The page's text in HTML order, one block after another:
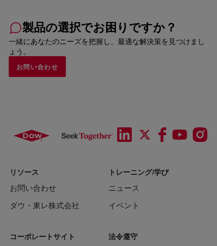
製品の選択でお困りですか？
一緒にあなたのニーズを把握し、最適な解決策を見つけまし
ょう。
お問い合わせ
リソース
お問い合わせ
ダウ・東レ株式会社
トレーニング/学び
ニュース
イベント
コーポレートサイト 法令遵守